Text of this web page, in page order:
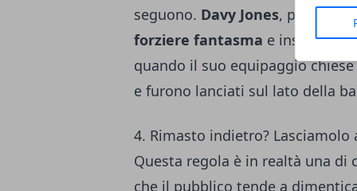
seguono. Davy Jones, per
forziere fantasma e insistette
quando il suo equipaggio
e furono lanciati sul lato della
4. Rimasto indietro? Lasciamolo
Questa regola è in realtà una
che il pubblico tende a